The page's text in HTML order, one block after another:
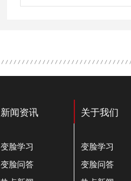
新闻资讯
变脸学习
变脸问答
关于我们
变脸学习
变脸问答